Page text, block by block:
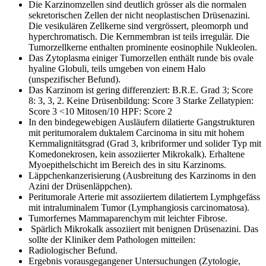
Die Karzinomzellen sind deutlich grösser als die normalen
sekretorischen Zellen der nicht neoplastischen Drüsenazini.
Die vesikulären Zellkerne sind vergrössert, pleomorph und
hyperchromatisch. Die Kernmembran ist teils irregulär. Die
Tumorzellkerne enthalten prominente eosinophile Nukleolen.
Das Zytoplasma einiger Tumorzellen enthält runde bis ovale
hyaline Globuli, teils umgeben von einem Halo
(unspezifischer Befund).
Das Karzinom ist gering differenziert: B.R.E. Grad 3; Score
8: 3, 3, 2. Keine Drüsenbildung: Score 3 Starke Zellatypien:
Score 3 <10 Mitosen/10 HPF: Score 2
In den bindegewebigen Ausläufern dilatierte Gangstrukturen
mit peritumoralem duktalem Carcinoma in situ mit hohem
Kernmalignitätsgrad (Grad 3, kribriformer und solider Typ mit
Komedonekrosen, kein assoziierter Mikrokalk). Erhaltene
Myoepithelschicht im Bereich des in situ Karzinoms.
Läppchenkanzerisierung (Ausbreitung des Karzinoms in den
Azini der Drüsenläppchen).
Peritumorale Arterie mit assoziiertem dilatiertem Lymphgefäss
mit intraluminalem Tumor (Lymphangiosis carcinomatosa).
Tumorfernes Mammaparenchym mit leichter Fibrose.
Spärlich Mikrokalk assoziiert mit benignen Drüsenazini. Das
sollte der Kliniker dem Pathologen mitteilen:
Radiologischer Befund.
Ergebnis vorausgegangener Untersuchungen (Zytologie,